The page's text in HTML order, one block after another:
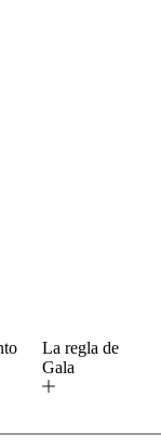
La regla de
Gala